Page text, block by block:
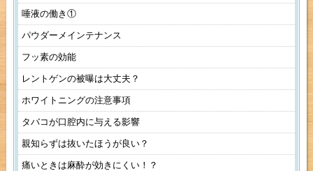
唾液の働き①
パウダーメインテナンス
フッ素の効能
レントゲンの被曝は大丈夫？
ホワイトニングの注意事項
タバコが口腔内に与える影響
親知らずは抜いたほうが良い？
痛いときは麻酔が効きにくい！？